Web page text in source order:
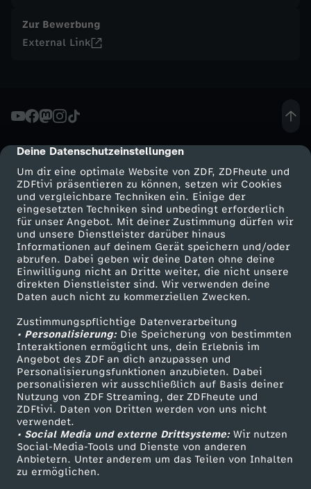
cmp-dialog-description
Deine Datenschutzeinstellungen
Um dir eine optimale Website von ZDF, ZDFheute und
ZDFtivi präsentieren zu können, setzen wir Cookies
und vergleichbare Techniken ein. Einige der
eingesetzten Techniken sind unbedingt erforderlich
für unser Angebot. Mit deiner Zustimmung dürfen wir
und unsere Dienstleister darüber hinaus
Informationen auf deinem Gerät speichern und/oder
abrufen. Dabei geben wir deine Daten ohne deine
Einwilligung nicht an Dritte weiter, die nicht unsere
direkten Dienstleister sind. Wir verwenden deine
Daten auch nicht zu kommerziellen Zwecken.
Zustimmungspflichtige Datenverarbeitung
• Personalisierung:Die Speicherung von bestimmten
Interaktionen ermöglicht uns, dein Erlebnis im
Angebot des ZDF an dich anzupassen und
Personalisierungsfunktionen anzubieten. Dabei
personalisieren wir ausschließlich auf Basis deiner
Nutzung von ZDF Streaming, der ZDFheute und
ZDFtivi. Daten von Dritten werden von uns nicht
verwendet.
• Social Media und externe Drittsysteme:Wir nutzen
Social-Media-Tools und Dienste von anderen
Anbietern. Unter anderem um das Teilen von Inhalten
zu ermöglichen.
M
n
g
r
ü
n
e
s
P
a
r
a
Zur Bewerbung
External Link
Mehr ZDF
ZDF-Apps
Smart TV
ZDFtext
Livestreams
Sendungen A-Z
TV-Programm
Service
ZDFmitreden
Kontakt zum ZDF
Tickets
Zuschauerservice
Hilfe
ZDF Unternehmen
Karriere